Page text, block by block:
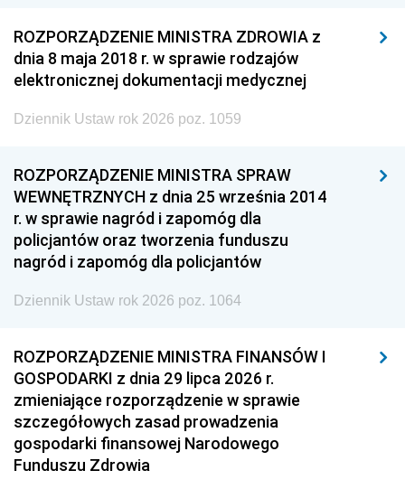
ROZPORZĄDZENIE MINISTRA ZDROWIA z
dnia 8 maja 2018 r. w sprawie rodzajów
elektronicznej dokumentacji medycznej
Dziennik Ustaw rok 2026 poz. 1059
ROZPORZĄDZENIE MINISTRA SPRAW
WEWNĘTRZNYCH z dnia 25 września 2014
r. w sprawie nagród i zapomóg dla
policjantów oraz tworzenia funduszu
nagród i zapomóg dla policjantów
Dziennik Ustaw rok 2026 poz. 1064
ROZPORZĄDZENIE MINISTRA FINANSÓW I
GOSPODARKI z dnia 29 lipca 2026 r.
zmieniające rozporządzenie w sprawie
szczegółowych zasad prowadzenia
gospodarki finansowej Narodowego
Funduszu Zdrowia